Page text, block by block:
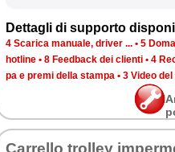
Det­ta­gli di sup­por­to
4 Sca­ri­ca ma­nua­le, dri­ver ... • 5
ho­tli­ne • 8 Feed­back dei clien­ti • 4
pa e pre­mi del­la stam­pa • 3 Vi­deo
Car­rel­lo trol­ley